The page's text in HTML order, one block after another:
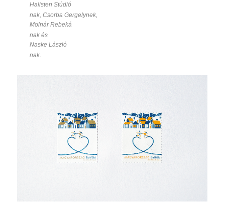
Halisten Stúdió
nak, Csorba Gergelynek,
Molnár Rebeká
nak és
Naske László
nak.